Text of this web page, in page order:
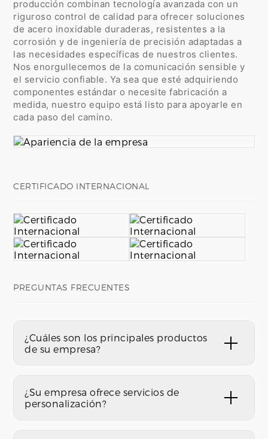
producción combinan tecnología avanzada con un
riguroso control de calidad para ofrecer soluciones
de acero inoxidable duraderas, resistentes a la
corrosión y de ingeniería de precisión adaptadas a
las necesidades específicas de nuestros clientes.
Nos enorgullecemos de la comunicación sensible y
el servicio confiable. Ya sea que esté adquiriendo
componentes estándar o necesite fabricación a
medida, nuestro equipo está listo para apoyarle en
cada paso del camino.
CERTIFICADO INTERNACIONAL
PREGUNTAS FRECUENTES
¿Cuáles son los principales productos
de su empresa?
¿Su empresa ofrece servicios de
personalización?